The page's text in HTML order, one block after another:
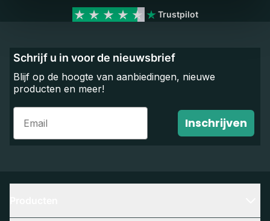
Trustpilot
Schrijf u in voor de nieuwsbrief
Blijf op de hoogte van aanbiedingen, nieuwe
producten en meer!
Email
Inschrijven